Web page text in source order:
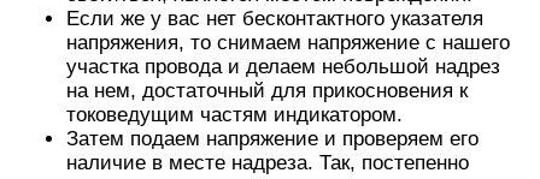
Если же у вас нет бесконтактного указателя
напряжения, то снимаем напряжение с нашего
участка провода и делаем небольшой надрез
на нем, достаточный для прикосновения к
токоведущим частям индикатором.
Затем подаем напряжение и проверяем его
наличие в месте надреза. Так, постепенно